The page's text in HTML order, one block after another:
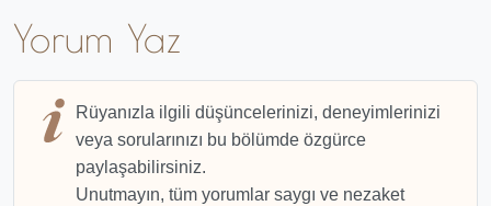
Yorum Yaz
Rüyanızla ilgili düşüncelerinizi, deneyimlerinizi
veya sorularınızı bu bölümde özgürce
paylaşabilirsiniz.
Unutmayın, tüm yorumlar saygı ve nezaket